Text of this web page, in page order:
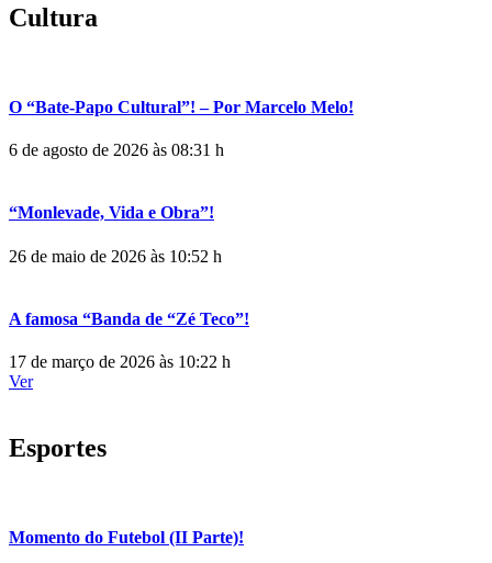
Cultura
O “Bate-Papo Cultural”! – Por Marcelo Melo!
6 de agosto de 2026 às 08:31 h
“Monlevade, Vida e Obra”!
26 de maio de 2026 às 10:52 h
A famosa “Banda de “Zé Teco”!
17 de março de 2026 às 10:22 h
Ver
Esportes
Momento do Futebol (II Parte)!